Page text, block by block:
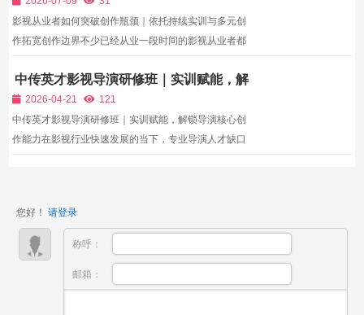
10倍”的...
影视从业者如何突破创作瓶颈｜依托持续实训与多元创
作拓宽创作边界不少已经从业一段时间的影视从业者都
格、叙事思路慢慢固化，形成固定创作模板。长期只拍
摄短视频的摄像不熟悉广告电影感画面；常年创作短视
频文案...
中传英才影视导演研修班｜实训赋能，解
锁导演核心创作能力
2026-04-21
121
中传英才影视导演研修班｜实训赋能，解锁导演核心创
作能力在影视行业快速发展的当下，专业导演人才缺口
却缺乏...
您好！ 请登录
称呼：
邮箱：